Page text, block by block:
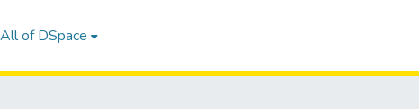
All of DSpace